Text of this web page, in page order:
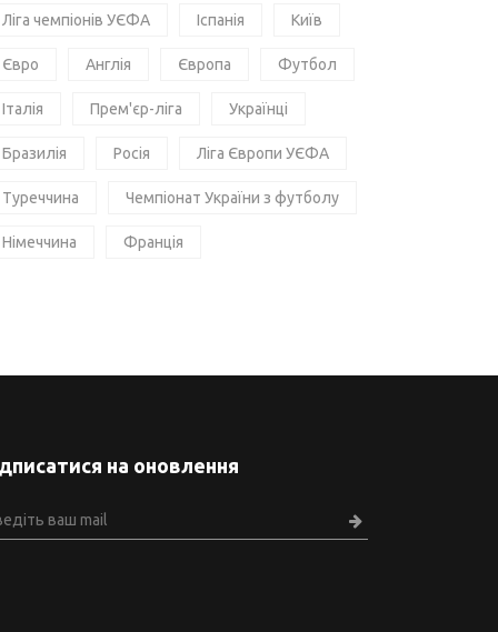
Ліга чемпіонів УЄФА Іспанія Київ
Євро Англія Європа Футбол
Італія Прем'єр-ліга Українці
Бразилія Росія Ліга Європи УЄФА
Туреччина Чемпіонат України з футболу
Німеччина Франція
на оновлення